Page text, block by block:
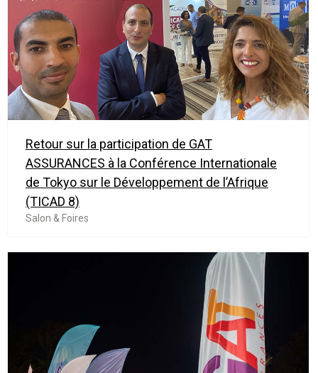
Retour sur la participation de GAT
ASSURANCES à la Conférence Internationale
de Tokyo sur le Développement de l’Afrique
(TICAD 8)
Salon & Foires